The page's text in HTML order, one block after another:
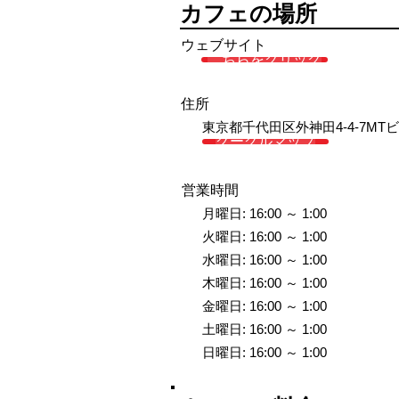
カフェの場所
ウェブサイト
こちらをクリック
住所
東京都千代田区外神田4-4-7MT
グーグルマップ
営業時間
月曜日: 16:00 ～ 1:00
火曜日: 16:00 ～ 1:00
水曜日: 16:00 ～ 1:00
木曜日: 16:00 ～ 1:00
金曜日: 16:00 ～ 1:00
土曜日: 16:00 ～ 1:00
日曜日: 16:00 ～ 1:00